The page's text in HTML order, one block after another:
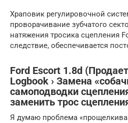
Храповик регулировочной
проворачивание зубчатого
натяжения тросика сцепления
следствие, обеспечивается
Ford Escort 1.8d
Logbook › Замена
самоподводки
заменить трос
Я думаю проблема